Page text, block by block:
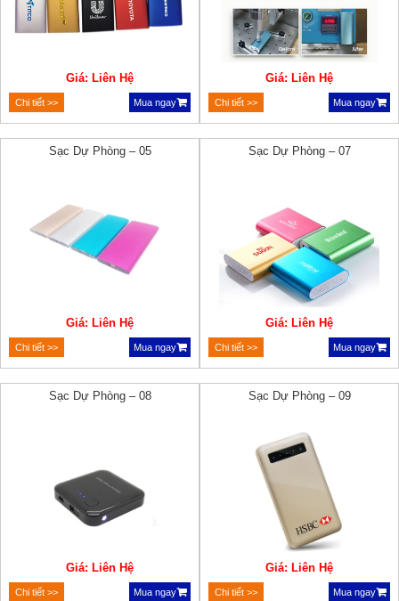
Giá: Liên Hệ
Chi tiết >> Mua ngay
Giá: Liên Hệ
Chi tiết >> Mua ngay
Sạc Dự Phòng – 05
Giá: Liên Hệ
Chi tiết >> Mua ngay
Sạc Dự Phòng – 07
Giá: Liên Hệ
Chi tiết >> Mua ngay
Sạc Dự Phòng – 08
Giá: Liên Hệ
Chi tiết >> Mua ngay
Sạc Dự Phòng – 09
Giá: Liên Hệ
Chi tiết >> Mua ngay